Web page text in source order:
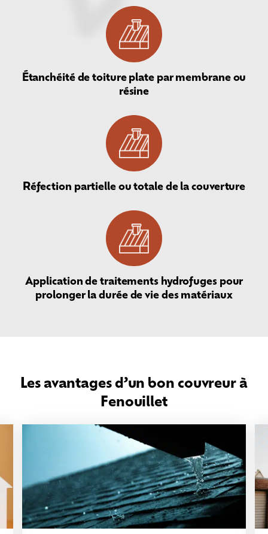
Étanchéité de toiture plate par membrane ou
résine
Réfection partielle ou totale de la couverture
Application de traitements hydrofuges pour
prolonger la durée de vie des matériaux
Les avantages d’un bon couvreur à
Fenouillet